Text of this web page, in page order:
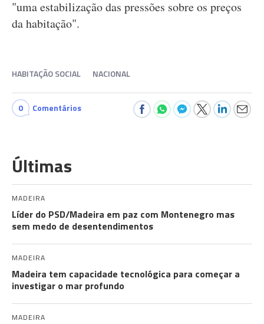
"uma estabilização das pressões sobre os preços
da habitação".
HABITAÇÃO SOCIAL NACIONAL
0 Comentários
Últimas
MADEIRA
Líder do PSD/Madeira em paz com Montenegro mas
sem medo de desentendimentos
MADEIRA
Madeira tem capacidade tecnológica para começar a
investigar o mar profundo
MADEIRA